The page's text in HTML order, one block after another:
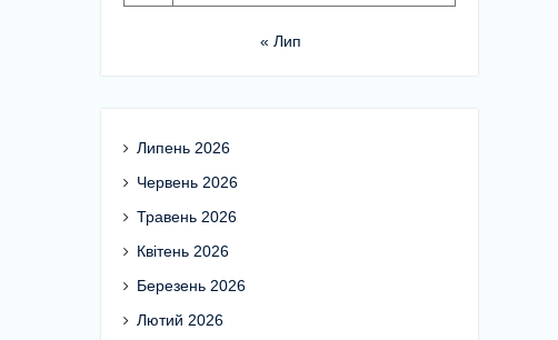
« Лип
Липень 2026
Червень 2026
Травень 2026
Квітень 2026
Березень 2026
Лютий 2026